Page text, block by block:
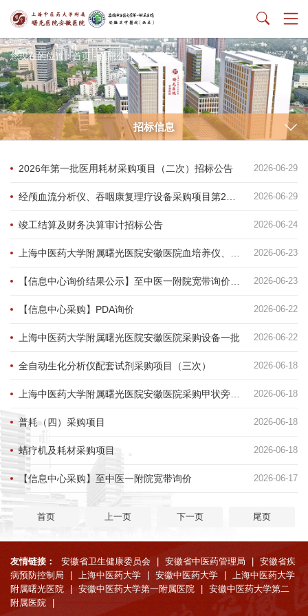
您现在的位置：首页-信息公开-招标信息
招标信息
2026年第一批医用耗材采购项目（二次）招标公告 2026-06-29
2026-06-29
竣工结算及财务决算审计招标公告 2026-06-24
2026-06-23
2026-06-23
【信息中心采购】PDA询价 2026-06-22
上海中医药大学附属曙光医院安徽医院采购设备一批 2026-06-22
全自动生化分析仪配套试剂采购项目（三次） 2026-06-18
2026-06-18
普耗（四）采购项目 2026-06-18
蜡疗机及耗材采购项目 2026-06-18
【信息中心采购】至中医一附院宽带询价 2026-06-17
首页 上一页 下一页 尾页
友情链接： 安徽省卫生健康委员会 安徽省中医药管理局
安徽省疾
病预防控制局
上海中医药大学 安徽中医药大学
上海中医药大学
附属曙光医院
安徽中医药大学第一附属医院
安徽中医药大学第二
附属医院